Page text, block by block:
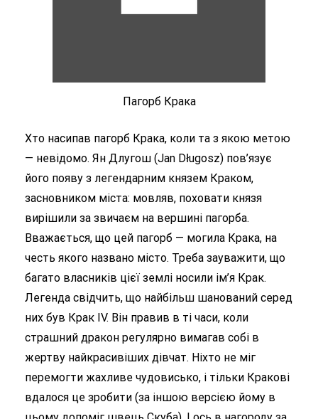
Пагорб Крака
Хто насипав пагорб Крака, коли та з якою метою
— невідомо. Ян Длугош (Jan Długosz) пов’язує
його появу з легендарним князем Краком,
засновником міста: мовляв, поховати князя
вирішили за звичаєм на вершині пагорба.
Вважається, що цей пагорб — могила Крака, на
честь якого названо місто. Треба зауважити, що
багато власників цієї землі носили ім’я Крак.
Легенда свідчить, що найбільш шанований серед
них був Крак IV. Він правив в ті часи, коли
страшний дракон регулярно вимагав собі в
жертву найкрасивіших дівчат. Ніхто не міг
перемогти жахливе чудовисько, і тільки Кракові
вдалося це зробити (за іншою версією йому в